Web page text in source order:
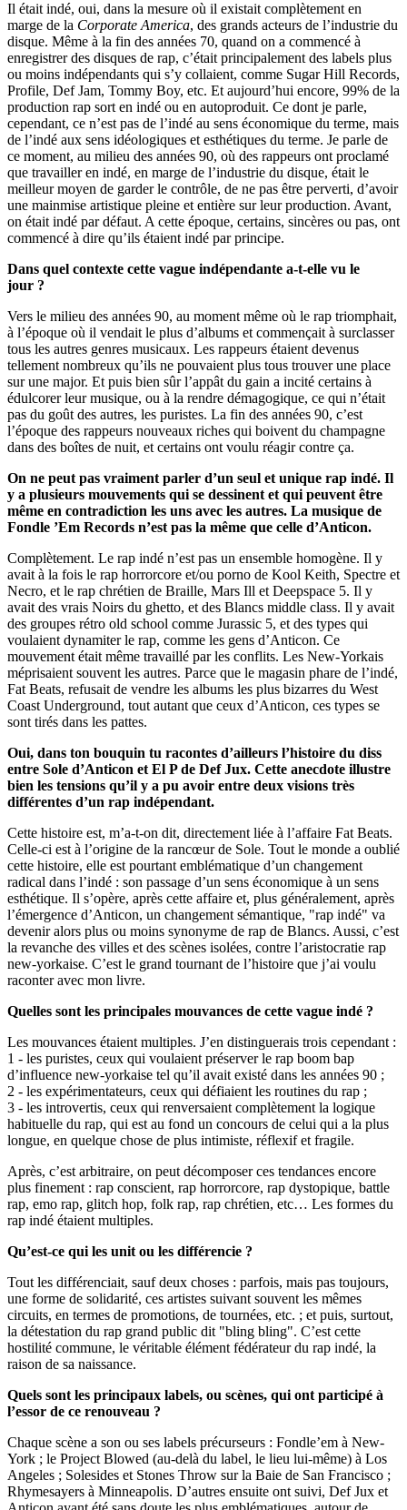
Il était indé, oui, dans la mesure où il existait complètement en
marge de la Corporate America, des grands acteurs de l’industrie du
disque. Même à la fin des années 70, quand on a commencé à
enregistrer des disques de rap, c’était principalement des labels plus
ou moins indépendants qui s’y collaient, comme Sugar Hill Records,
Profile, Def Jam, Tommy Boy, etc. Et aujourd’hui encore, 99% de la
production rap sort en indé ou en autoproduit. Ce dont je parle,
cependant, ce n’est pas de l’indé au sens économique du terme, mais
de l’indé aux sens idéologiques et esthétiques du terme. Je parle de
ce moment, au milieu des années 90, où des rappeurs ont proclamé
que travailler en indé, en marge de l’industrie du disque, était le
meilleur moyen de garder le contrôle, de ne pas être perverti, d’avoir
une mainmise artistique pleine et entière sur leur production. Avant,
on était indé par défaut. A cette époque, certains, sincères ou pas, ont
commencé à dire qu’ils étaient indé par principe.
Dans quel contexte cette vague indépendante a-t-elle vu le
jour ?
Vers le milieu des années 90, au moment même où le rap triomphait,
à l’époque où il vendait le plus d’albums et commençait à surclasser
tous les autres genres musicaux. Les rappeurs étaient devenus
tellement nombreux qu’ils ne pouvaient plus tous trouver une place
sur une major. Et puis bien sûr l’appât du gain a incité certains à
édulcorer leur musique, ou à la rendre démagogique, ce qui n’était
pas du goût des autres, les puristes. La fin des années 90, c’est
l’époque des rappeurs nouveaux riches qui boivent du champagne
dans des boîtes de nuit, et certains ont voulu réagir contre ça.
On ne peut pas vraiment parler d’un seul et unique rap indé. Il
y a plusieurs mouvements qui se dessinent et qui peuvent être
même en contradiction les uns avec les autres. La musique de
Fondle ’Em Records n’est pas la même que celle d’Anticon.
Complètement. Le rap indé n’est pas un ensemble homogène. Il y
avait à la fois le rap horrorcore et/ou porno de Kool Keith, Spectre et
Necro, et le rap chrétien de Braille, Mars Ill et Deepspace 5. Il y
avait des vrais Noirs du ghetto, et des Blancs middle class. Il y avait
des groupes rétro old school comme Jurassic 5, et des types qui
voulaient dynamiter le rap, comme les gens d’Anticon. Ce
mouvement était même travaillé par les conflits. Les New-Yorkais
méprisaient souvent les autres. Parce que le magasin phare de l’indé,
Fat Beats, refusait de vendre les albums les plus bizarres du West
Coast Underground, tout autant que ceux d’Anticon, ces types se
sont tirés dans les pattes.
Oui, dans ton bouquin tu racontes d’ailleurs l’histoire du diss
entre Sole d’Anticon et El P de Def Jux. Cette anecdote illustre
bien les tensions qu’il y a pu avoir entre deux visions très
différentes d’un rap indépendant.
Cette histoire est, m’a-t-on dit, directement liée à l’affaire Fat Beats.
Celle-ci est à l’origine de la rancœur de Sole. Tout le monde a oublié
cette histoire, elle est pourtant emblématique d’un changement
radical dans l’indé : son passage d’un sens économique à un sens
esthétique. Il s’opère, après cette affaire et, plus généralement, après
l’émergence d’Anticon, un changement sémantique, "rap indé" va
devenir alors plus ou moins synonyme de rap de Blancs. Aussi, c’est
la revanche des villes et des scènes isolées, contre l’aristocratie rap
new-yorkaise. C’est le grand tournant de l’histoire que j’ai voulu
raconter avec mon livre.
Quelles sont les principales mouvances de cette vague indé ?
Les mouvances étaient multiples. J’en distinguerais trois cependant :
1 - les puristes, ceux qui voulaient préserver le rap boom bap
d’influence new-yorkaise tel qu’il avait existé dans les années 90 ;
2 - les expérimentateurs, ceux qui défiaient les routines du rap ;
3 - les introvertis, ceux qui renversaient complètement la logique
habituelle du rap, qui est au fond un concours de celui qui a la plus
longue, en quelque chose de plus intimiste, réflexif et fragile.
Après, c’est arbitraire, on peut décomposer ces tendances encore
plus finement : rap conscient, rap horrorcore, rap dystopique, battle
rap, emo rap, glitch hop, folk rap, rap chrétien, etc… Les formes du
rap indé étaient multiples.
Qu’est-ce qui les unit ou les différencie ?
Tout les différenciait, sauf deux choses : parfois, mais pas toujours,
une forme de solidarité, ces artistes suivant souvent les mêmes
circuits, en termes de promotions, de tournées, etc. ; et puis, surtout,
la détestation du rap grand public dit "bling bling". C’est cette
hostilité commune, le véritable élément fédérateur du rap indé, la
raison de sa naissance.
Quels sont les principaux labels, ou scènes, qui ont participé à
l’essor de ce renouveau ?
Chaque scène a son ou ses labels précurseurs : Fondle’em à New-
York ; le Project Blowed (au-delà du label, le lieu lui-même) à Los
Angeles ; Solesides et Stones Throw sur la Baie de San Francisco ;
Rhymesayers à Minneapolis. D’autres ensuite ont suivi, Def Jux et